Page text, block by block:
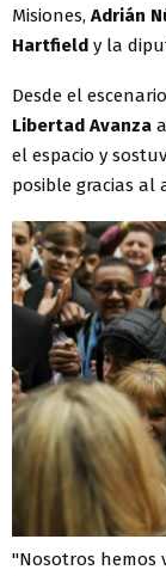
Misiones, Adrián
Hartfield y la
Desde el
Libertad Avanza
el espacio y
posible gracias al
"Nosotros hemos